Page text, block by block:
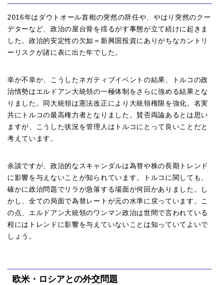
2016年はダウトオール首相の突然の辞任や、やはり突然のクー
デターなど、政治の屋台骨を揺るがす事態が立て続けに起きま
した。政治的安定性の欠如＝新興国投資にありがちなカントリ
ーリスクが諸に表に出た年でした。
幸か不幸か、こうしたネガティブイベントの結果、トルコの政
治情勢はエルドアン大統領の一極体制をさらに強める結果とな
りました。同大統領は憲法改正により大統領権限を強化。名実
共にトルコの最高権力者となりました。賛否両論あるとは思い
ますが、こうした状況を管理人はトルコにとって良いことだと
考えています。
余談ですが、政治的なスキャンダルは為替や株の長期トレンド
に影響を与えないことが知られています。トルコに関しても、
確かに政治問題でリラが急落する場面が何回かありました。し
かし、全ての局面で為替レートが元の水準に戻っています。こ
の点、エルドアン大統領のワンマン政治は世間で言われている
程にはトレンドに影響を与えていないことは知っていてよいで
しょう。
欧米・ロシアとの外交問題